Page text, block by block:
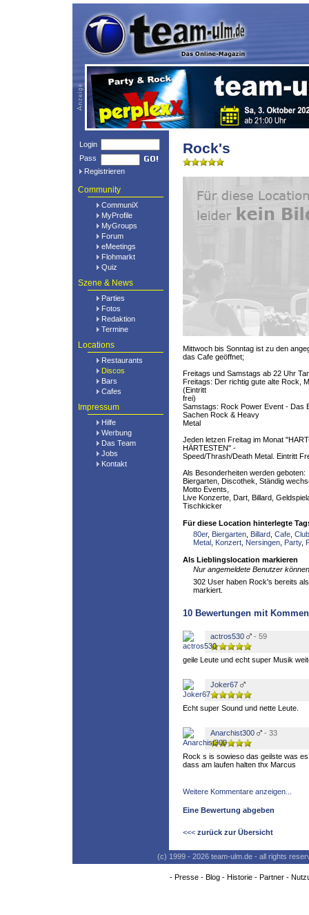
Login
Pass
Registrieren
Community
CommuniX
MyProfile
MyGroups
Forum
eMeetings
Flohmarkt
Quiz
Szene & News
Parties
Fotos
Redaktion
Termine
Locations
Restaurants
Discos
Bars
Cafes
Impressum
Hilfe
Werbung
Das Team
Jobs
Kontakt
Rock's
Mittwoch bis Sonntag ist zu den
das Cafe geöffnet;
Freitags und Samstags ab 22 Uhr
Freitags: Der richtig gute alte Rock,
(Eintritt
frei)
Samstags: Rock Power Event - Das
Sachen Rock & Heavy
Metal
Jeden letzen Freitag im Monat
HÄRTESTEN" -
Speed/Thrash/Death Metal. Eintritt
Als Besonderheiten werden geboten:
Biergarten, Discothek, Ständig
Motto Events,
Live Konzerte, Dart, Billard,
Tischkicker
Für diese Location hinterlegte
80er, Biergarten Billard Cafe Club
Metal Konzert Nersingen Party,
Als Lieblingslocation markieren
Nur angemeldete Benutzer
302 User haben Rock's bereits
markiert.
10 Bewertungen mit
actros530 - 59
geile Leute und echt super Musik
Joker67
Echt super Sound und nette Leute.
Anarchist300 - 33
Rock s is sowieso das geilste was
dass am laufen halten thx Marcus
Weitere Kommentare anzeigen...
Eine Bewertung abgeben
<<< zurück zur Übersicht
(c) 1999 - 2026 team-ulm.de - all rights
- Presse- Blog- Historie- Partner-